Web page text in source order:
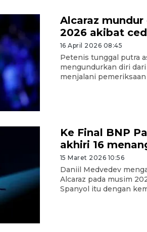
Alcaraz
2026 akibat
16 April 2026 08:45
Petenis tunggal putra
mengundurkan diri
menjalani pemeriksaan
Ke Final BNP
akhiri 16
15 Maret 2026 10:56
Daniil Medvedev
Alcaraz pada musim
Spanyol itu dengan